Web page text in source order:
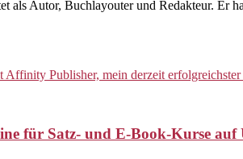
als Autor, Buchlayouter und Redakteur. Er
für Satz- und E-Book-Kurse auf